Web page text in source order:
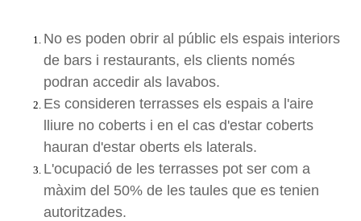
No es poden obrir al públic els espais interiors
de bars i restaurants, els clients només
podran accedir als lavabos.
Es consideren terrasses els espais a l'aire
lliure no coberts i en el cas d'estar coberts
hauran d'estar oberts els laterals.
L'ocupació de les terrasses pot ser com a
màxim del 50% de les taules que es tenien
autoritzades.